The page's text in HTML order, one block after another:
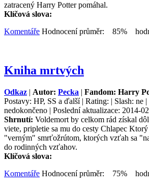
zatracený Harry Potter pomáhal.
Klíčová slova:
Komentáře Hodnocení průměr: 85%
Kniha mrtvých
Odkaz | Autor: Pecka | Fandom: Harry
Postavy: HP, SS a ďalší | Rating: | Slash: ne
nedokončeno | Poslední aktualizace: 2014-
Shrnutí: Voldemort by celkom rád získal
viete, pripletie sa mu do cesty Chlapec
"verným" smrťožrútom, ktorých vzťah sa
do rodinných vzťahov.
Klíčová slova:
Komentáře Hodnocení průměr: 75%